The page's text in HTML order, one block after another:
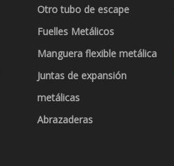
Otro tubo de escape
Fuelles Metálicos
Manguera flexible metálica
Juntas de expansión
metálicas
Abrazaderas